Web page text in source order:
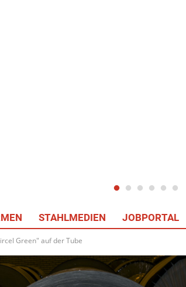
STAHLMEDIEN JOBPORTAL
Green" auf der Tube